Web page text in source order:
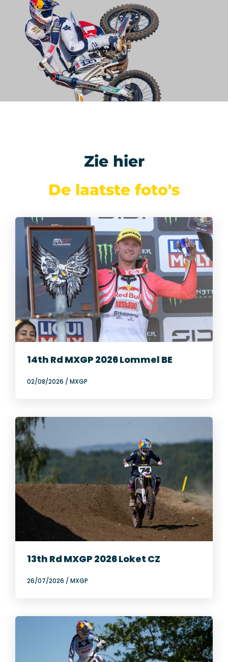
Zie hier
De laatste foto's
14th Rd MXGP 2026 Lommel BE
02/08/2026 / MXGP
13th Rd MXGP 2026 Loket CZ
26/07/2026 / MXGP